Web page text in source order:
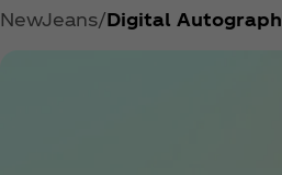
NewJeans Digital Autograph